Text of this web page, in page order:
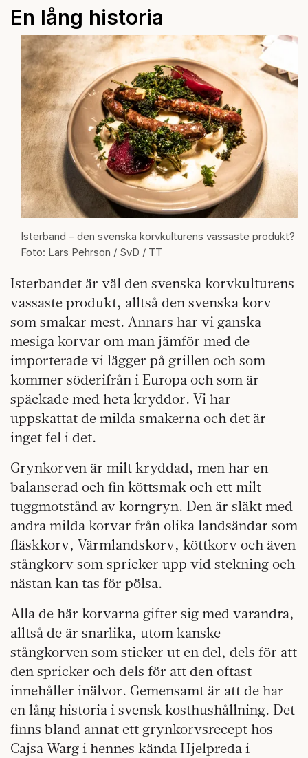
En lång historia
Isterband – den svenska korvkulturens vassaste produkt?
Foto: Lars Pehrson / SvD / TT
Isterbandet är väl den svenska korvkulturens
vassaste produkt, alltså den svenska korv
som smakar mest. Annars har vi ganska
mesiga korvar om man jämför med de
importerade vi lägger på grillen och som
kommer söderifrån i Europa och som är
späckade med heta kryddor. Vi har
uppskattat de milda smakerna och det är
inget fel i det.
Grynkorven är milt kryddad, men har en
balanserad och fin köttsmak och ett milt
tuggmotstånd av korngryn. Den är släkt med
andra milda korvar från olika landsändar som
fläskkorv, Värmlandskorv, köttkorv och även
stångkorv som spricker upp vid stekning och
nästan kan tas för pölsa.
Alla de här korvarna gifter sig med varandra,
alltså de är snarlika, utom kanske
stångkorven som sticker ut en del, dels för att
den spricker och dels för att den oftast
innehåller inälvor. Gemensamt är att de har
en lång historia i svensk kosthushållning. Det
finns bland annat ett grynkorvsrecept hos
Cajsa Warg i hennes kända Hjelpreda i